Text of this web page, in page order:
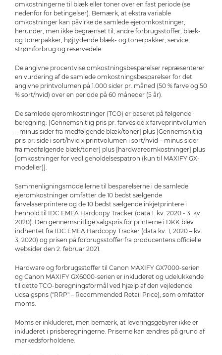
omkostningerne til blæk eller toner over en fast periode (se
nedenfor for betingelser). Bemærk, at ekstra variable
omkostninger kan påvirke de samlede ejeromkostninger,
herunder, men ikke begrænset til, andre forbrugsstoffer, blæk-
og tonerpakker, højtydende blæk- og tonerpakker, service,
strømforbrug og reservedele.
De angivne procentvise omkostningsbesparelser repræsenterer
en vurdering af de samlede omkostningsbesparelser for det
angivne printvolumen på 1.000 sider pr. måned (50 % farve og 50
% sort/hvid) over en periode på 60 måneder (5 år).
De samlede ejeromkostninger (TCO) er baseret på følgende
beregning: [Gennemsnitlig pris pr. farveside x farveprintvolumen
– minus sider fra medfølgende blæk/toner] plus [Gennemsnitlig
pris pr. side i sort/hvid x printvolumen i sort/hvid – minus sider
fra medfølgende blæk/toner] plus [hardwareomkostninger] plus
[omkostninger for vedligeholdelsespatron (kun til MAXIFY GX-
modeller)].
Sammenligningsmodellerne til besparelserne i de samlede
ejeromkostninger omfatter de 10 bedst sælgende
farvelaserprintere og de 10 bedst sælgende inkjetprintere i
henhold til IDC EMEA Hardcopy Tracker (data 1. kv. 2020 - 3. kv.
2020). Den gennemsnitlige salgspris for printerne i DKK blev
indhentet fra IDC EMEA Hardcopy Tracker (data kv. 1, 2020 – kv.
3, 2020) og prisen på forbrugsstoffer fra producentens officielle
websider den 2. februar 2021.
Hardware og forbrugsstoffer til Canon MAXIFY GX7000-serien
og Canon MAXIFY GX6000-serien er inkluderet og udelukkende
til dette TCO-beregningsformål ved hjælp af den vejledende
udsalgspris ("RRP" – Recommended Retail Price), som omfatter
moms.
Moms er inkluderet, men bemærk, at leveringsgebyrer ikke er
inkluderet i prisberegningerne. Priserne kan ændres på grund af
markedsforholdene.